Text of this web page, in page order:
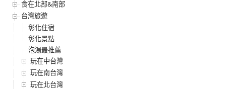
食在北部&南部
台灣旅遊
彰化住宿
彰化景點
泡湯最推薦
玩在中台灣
玩在南台灣
玩在北台灣